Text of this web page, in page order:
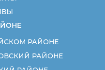
РАЙОНЕ
РАЙОНЕ